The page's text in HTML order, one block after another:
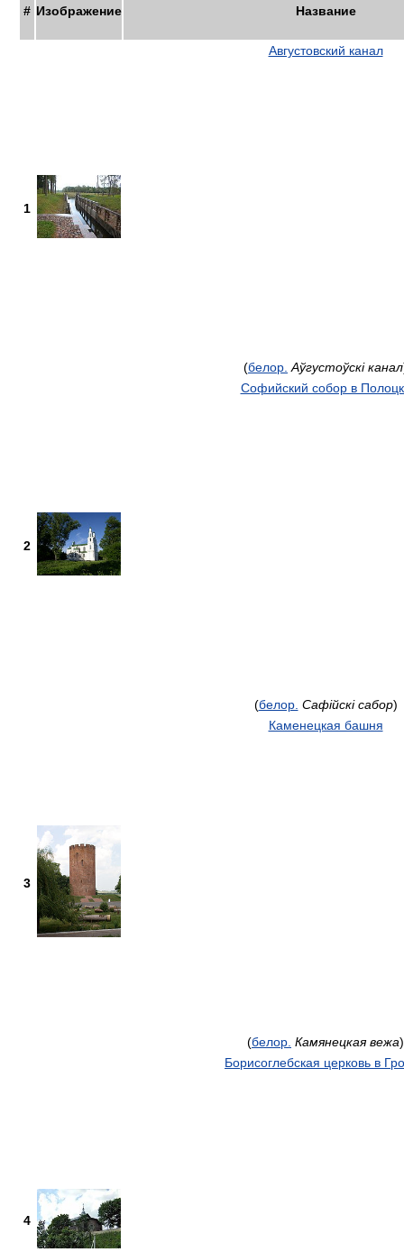
# Изображение Название
1
Августовский канал
(белор. Аўгустоўскі канал
2
Софийский собор в
(белор. Сафійскі сабор)
3
Каменецкая башня
(белор. Камянецкая вежа)
4
Борисоглебская церковь в